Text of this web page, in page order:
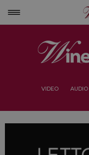
VIDEO AUDIO